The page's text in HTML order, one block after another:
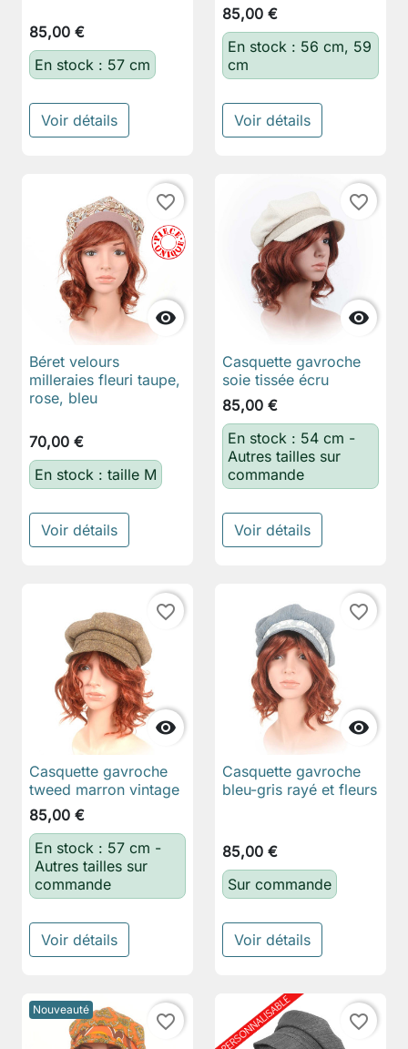
85,00 €
En stock : 57 cm
Voir détails
85,00 €
En stock : 56 cm, 59
cm
Voir détails

favorite_border
Béret velours
milleraies fleuri taupe,
rose, bleu
70,00 €
En stock : taille M
Voir détails

favorite_border
Casquette gavroche
soie tissée écru
85,00 €
En stock : 54 cm -
Autres tailles sur
commande
Voir détails

favorite_border
Casquette gavroche
tweed marron vintage
85,00 €
En stock : 57 cm -
Autres tailles sur
commande
Voir détails

favorite_border
Casquette gavroche
bleu-gris rayé et fleurs
85,00 €
Sur commande
Voir détails
Nouveauté
favorite_border favorite_border